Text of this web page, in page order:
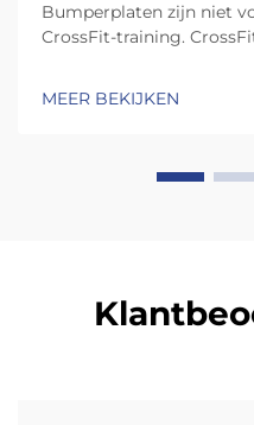
Bumperplaten zijn niet
CrossFit-training.
tot standaardplaten zijn
MEER BEKIJKEN